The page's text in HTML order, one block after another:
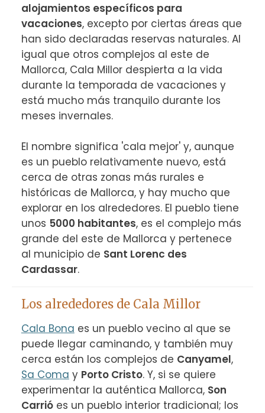
alojamientos específicos para
vacaciones, excepto por ciertas áreas que
han sido declaradas reservas naturales. Al
igual que otros complejos al este de
Mallorca, Cala Millor despierta a la vida
durante la temporada de vacaciones y
está mucho más tranquilo durante los
meses invernales.
El nombre significa 'cala mejor' y, aunque
es un pueblo relativamente nuevo, está
cerca de otras zonas más rurales e
históricas de Mallorca, y hay mucho que
explorar en los alrededores. El pueblo tiene
unos 5000 habitantes, es el complejo más
grande del este de Mallorca y pertenece
al municipio de Sant Lorenc des
Cardassar.
Los alrededores de Cala Millor
Cala Bona es un pueblo vecino al que se
puede llegar caminando, y también muy
cerca están los complejos de Canyamel,
Sa Coma y Porto Cristo. Y, si se quiere
experimentar la auténtica Mallorca, Son
Carrió es un pueblo interior tradicional; los